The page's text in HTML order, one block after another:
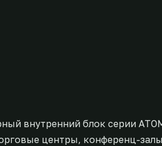
внутренний блок серии
центры, конференц-